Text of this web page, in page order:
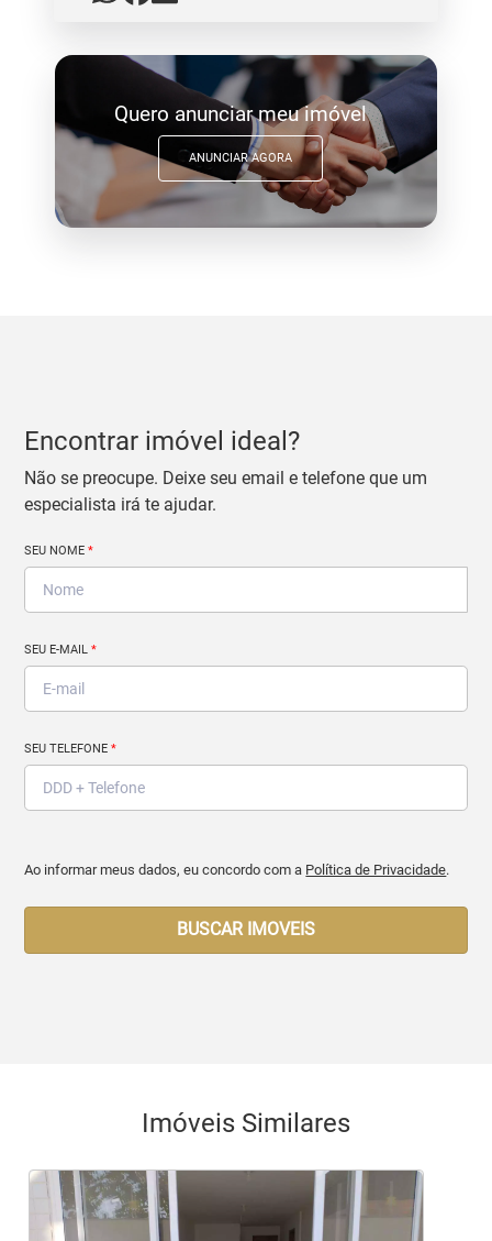
Quero anunciar meu imóvel
ANUNCIAR AGORA
Encontrar imóvel ideal?
Não se preocupe. Deixe seu email e telefone que um
especialista irá te ajudar.
SEU NOME*
SEU E-MAIL*
SEU TELEFONE*
Ao informar meus dados, eu concordo com a Política de Privacidade.
BUSCAR IMOVEIS
Imóveis Similares
< < < <